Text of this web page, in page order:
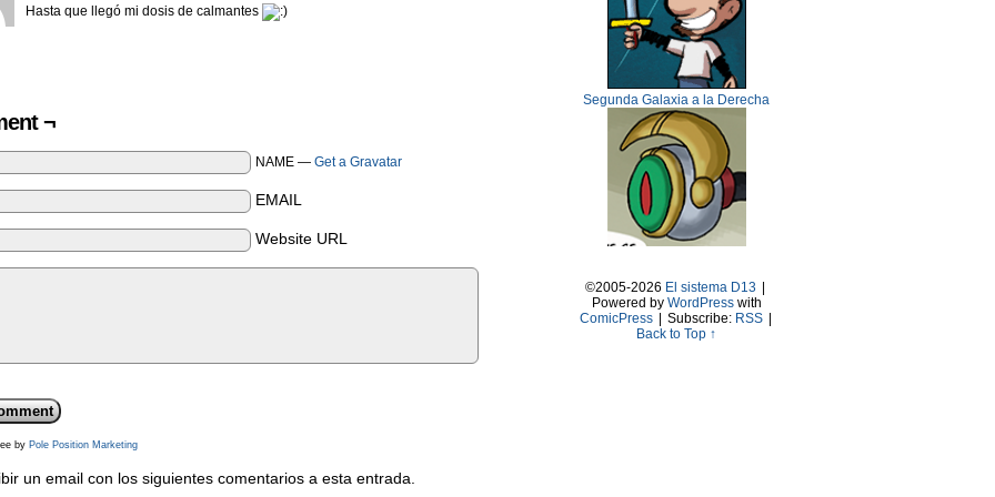
Hasta que llegó mi dosis de calmantes
¬
NAME — Get a Gravatar
EMAIL
Website URL
by Pole Position Marketing
un email con los siguientes comentarios a esta entrada.
Segunda Galaxia a la Derecha
©2005-2026 El sistema D13
Powered by WordPresswith
ComicPress
Subscribe: RSS
Back to Top ↑